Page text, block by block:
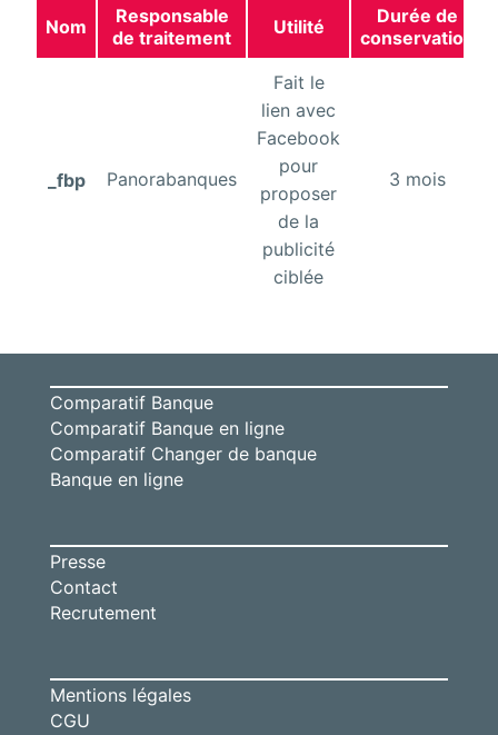
Nom
Responsable
de traitement
Utilité
Durée de
conservation
_fbp Panorabanques
Fait le
lien avec
Facebook
pour
proposer
de la
publicité
ciblée
3 mois
Comparatif Banque
Comparatif Banque en ligne
Comparatif Changer de banque
Banque en ligne
Presse
Contact
Recrutement
Mentions légales
CGU